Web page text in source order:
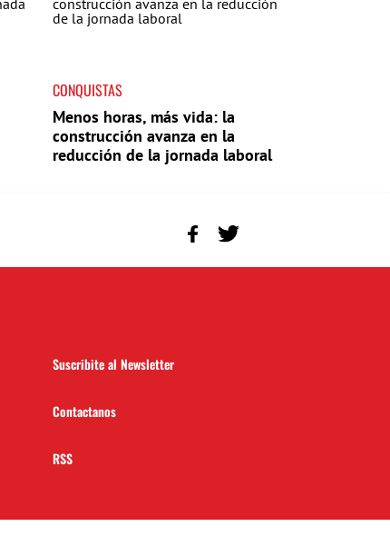
CONQUISTAS
Menos horas, más vida: la
construcción avanza en la
reducción de la jornada laboral
Suscribite al Newsletter
Contactanos
RSS